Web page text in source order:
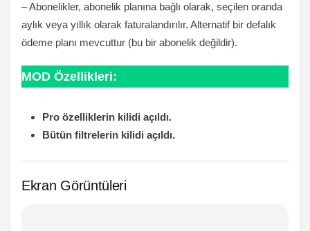
– Abonelikler, abonelik planına bağlı olarak, seçilen oranda
aylık veya yıllık olarak faturalandırılır. Alternatif bir defalık
ödeme planı mevcuttur (bu bir abonelik değildir).
MOD Özellikleri:
Pro özelliklerin kilidi açıldı.
Bütün filtrelerin kilidi açıldı.
Ekran Görüntüleri